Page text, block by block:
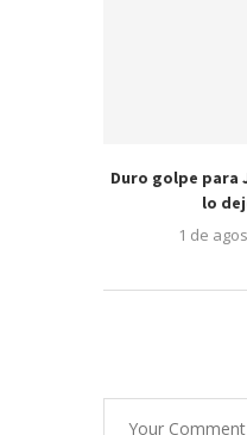
Duro golpe para
lo
1 de